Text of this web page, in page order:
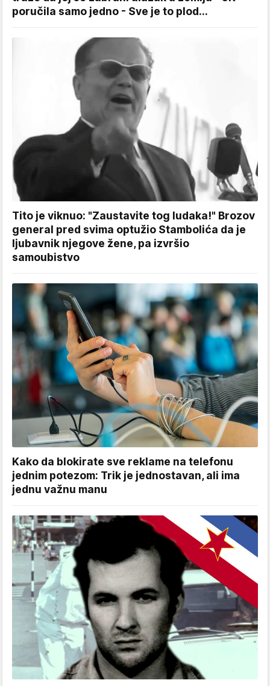
poručila samo jedno - Sve je to plod...
Tito je viknuo: "Zaustavite tog ludaka!" Brozov
general pred svima optužio Stambolića da je
ljubavnik njegove žene, pa izvršio
samoubistvo
Kako da blokirate sve reklame na telefonu
jednim potezom: Trik je jednostavan, ali ima
jednu važnu manu